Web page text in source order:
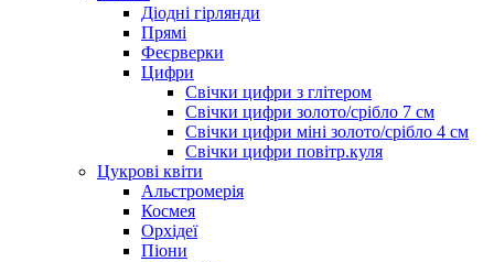
Діодні гірлянди
Прямі
Феєрверки
Цифри
Свічки цифри з глітером
Свічки цифри золото/срібло 7 см
Свічки цифри міні золото/срібло 4 см
Свічки цифри повітр.куля
Цукрові квіти
Альстромерія
Космея
Орхідеї
Піони